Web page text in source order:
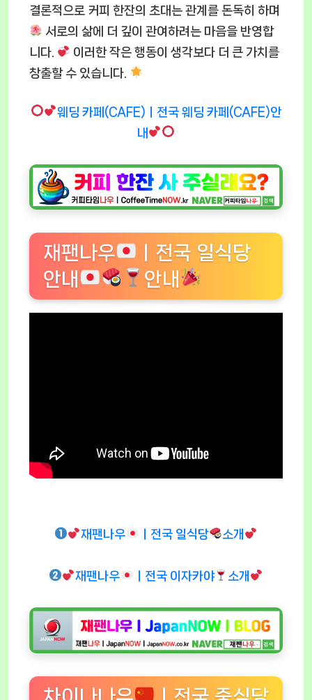
결론적으로 커피 한잔의 초대는 관계를 돈독히 하며
서로의 삶에 더 깊이 관여하려는 마음을 반영합
니다.
이러한 작은 행동이 생각보다 더 큰 가치를
창출할 수 있습니다.
웨딩 카페(CAFE)ㅣ전국 웨딩 카페(CAFE)안
내
재팬나우
ㅣ전국 일식당
안내
안내
재팬나우 ㅣ전국 일식당 소개
재팬나우 ㅣ전국 이자카야 소개